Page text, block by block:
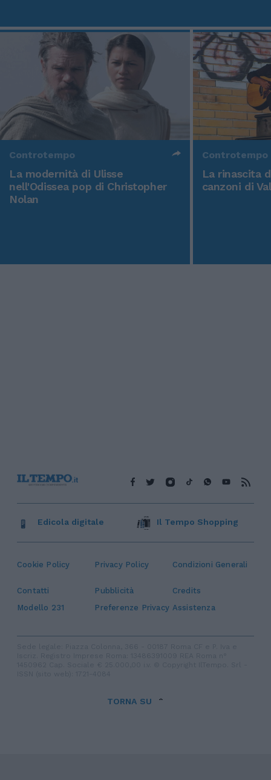
Controtempo
La modernità di Ulisse
nell'Odissea pop di Christopher
Nolan
Controtempo
La rinascita
canzoni di
Cookie Policy Privacy Policy Condizioni Generali
Contatti Pubblicità
Credits
Modello 231
Preferenze Privacy Assistenza
Edicola digitale Il Tempo Shopping
TORNA SU